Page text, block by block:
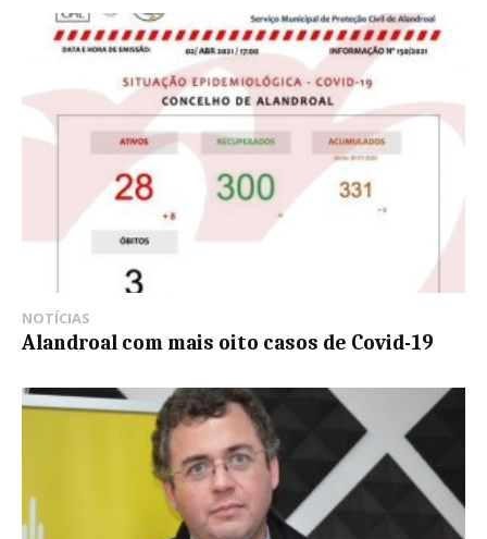
NOTÍCIAS
Alandroal com mais oito casos de Covid-19